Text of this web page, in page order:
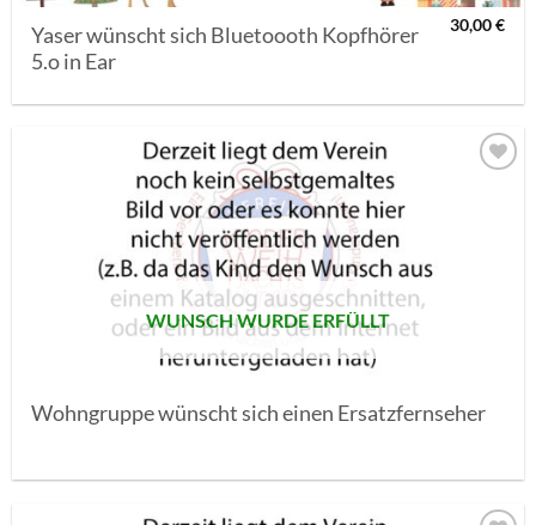
Yaser wünscht sich Bluetoooth Kopfhörer
5.o in Ear
30,00€
WUNSCH WURDE ERFÜLLT
Wohngruppe wünscht sich einen Ersatzfernseher